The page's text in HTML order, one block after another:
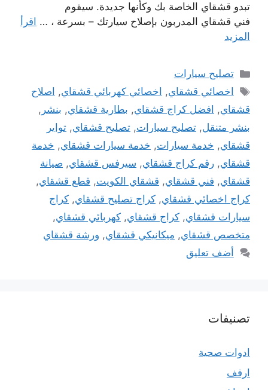
تبدو قشقاي الخاصة بك وكأنها جديدة. سيقوم
فني قشقاي المدربون بإصلاح سيارتك – بسرعة ، … اقرأ
المزيد
التصنيفات
تصليح سيارات
الوسوم
اخصائي قشقاي, اخصائي كهربائي قشقاي, اصلاح
قشقاي, افضل كراج قشقاي, بطارية قشقاي, بنشر ,
بنشر متنقل, تصليح سيارات, تصليح قشقاي, تواير
قشقاي, خدمة سيارات, خدمة سيارات قشقاي, خدمة
قشقاي, رقم كراج قشقاي, سيرفس قشقاي, صيانة
قشقاي, فني قشقاي, قشقاي الكويت, قطع قشقاي,
كراج اخصائي قشقاي, كراج تصليح قشقاي, كراج
سيارات قشقاي, كراج قشقاي, كهربائي قشقاي,
متخصص قشقاي, ميكانيكي قشقاي, ورشة قشقاي
أضف تعليق
تصنيفات
ادوات صحية
ارفف